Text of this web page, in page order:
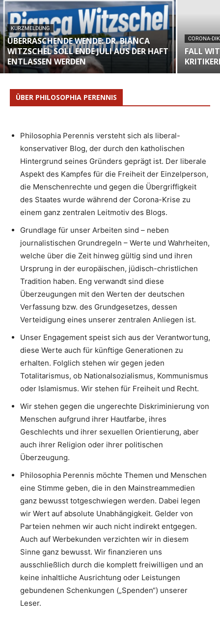
KURZMELDUNG
ÜBERRASCHENDE WENDE: DR. BIANCA
WITZSCHEL SOLL ENDE JULI AUS DER HAFT
ENTLASSEN WERDEN
CORONA-
FALL
ÜBER PHILOSOPHIA PERENNIS
Philosophia Perennis versteht sich als liberal-
konservativer Blog, der durch den katholischen
Hintergrund seines Gründers geprägt ist. Der liberale
Aspekt des Kampfes für die Freiheit der Einzelperson,
die Menschenrechte und gegen die Übergriffigkeit
des Staates wurde während der Corona-Krise zu
einem ganz zentralen Leitmotiv des Blogs.
Grundlage für unser Arbeiten sind – neben
journalistischen Grundregeln – Werte und Wahrheiten,
welche über die Zeit hinweg gültig sind und ihren
Ursprung in der europäischen, jüdisch-christlichen
Tradition haben. Eng verwandt sind diese
Überzeugungen mit den Werten der deutschen
Verfassung bzw. des Grundgesetzes, dessen
Verteidigung eines unserer zentralen Anliegen ist.
Unser Engagement speist sich aus der Verantwortung,
diese Werte auch für künftige Generationen zu
erhalten. Folglich stehen wir gegen jeden
Totalitarismus, ob Nationalsozialismus, Kommunismus
oder Islamismus. Wir stehen für Freiheit und Recht.
Wir stehen gegen die ungerechte Diskriminierung von
Menschen aufgrund ihrer Hautfarbe, ihres
Geschlechts und ihrer sexuellen Orientierung, aber
auch ihrer Religion oder ihrer politischen
Überzeugung.
Philosophia Perennis möchte Themen und Menschen
eine Stimme geben, die in den Mainstreammedien
ganz bewusst totgeschwiegen werden. Dabei legen
wir Wert auf absolute Unabhängigkeit. Gelder von
Parteien nehmen wir auch nicht indirekt entgegen.
Auch auf Werbekunden verzichten wir in diesem
Sinne ganz bewusst. Wir finanzieren uns
ausschließlich durch die komplett freiwilligen und an
keine inhaltliche Ausrichtung oder Leistungen
gebundenen Schenkungen („Spenden“) unserer
Leser.